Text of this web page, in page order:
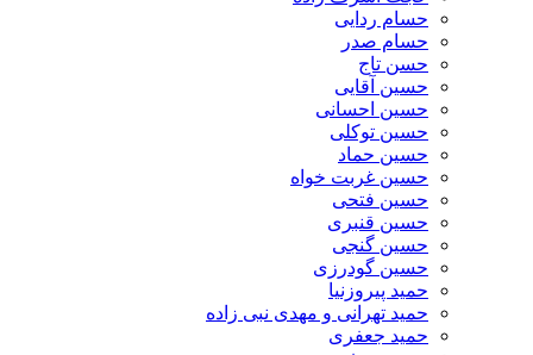
حسام ردایی
حسام صدر
حسن تاج
حسین آقایی
حسین احسانی
حسین توکلی
حسین حماد
حسین غربت خواه
حسین فتحی
حسین قنبری
حسین گنجی
حسین گودرزی
حمید پیروزنیا
حمید تهرانی و مهدی نبی زاده
حمید جعفری